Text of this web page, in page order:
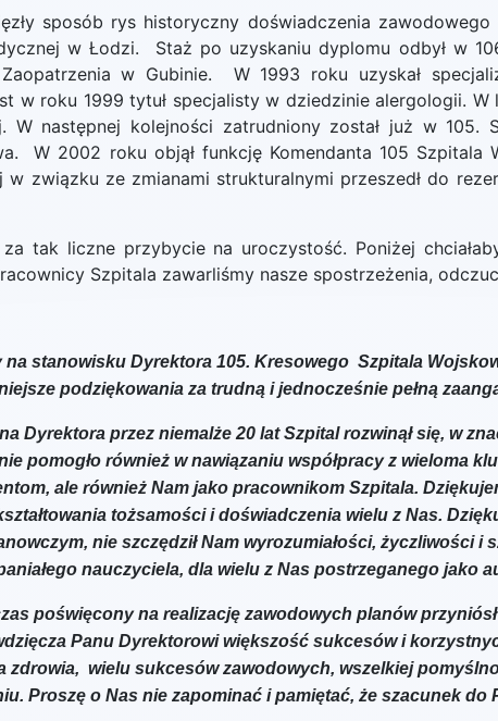
sposób rys historyczny doświadczenia zawodowego
w Łodzi. Staż po uzyskaniu dyplomu odbył w
w Gubinie. W 1993 roku uzyskał
w roku 1999 tytuł specjalisty w dziedzinie alergologii. W
W następnej kolejności zatrudniony został już w
W 2002 roku objął funkcję Komendanta 105 Szpitala
w związku ze zmianami strukturalnymi przeszedł do
tak liczne przybycie na uroczystość. Poniżej
Szpitala zawarliśmy nasze spostrzeżenia,
stanowisku Dyrektora 105. Kresowego Szpitala
podziękowania za trudną i jednocześnie pełną
Dyrektora przez niemalże 20 lat Szpital rozwinął się, w
pomogło również w nawiązaniu współpracy z wieloma
ale również Nam jako pracownikom Szpitala.
tożsamości i doświadczenia wielu z Nas.
nie szczędził Nam wyrozumiałości, życzliwości i
nauczyciela, dla wielu z Nas postrzeganego jako
poświęcony na realizację zawodowych planów
Panu Dyrektorowi większość sukcesów i
zdrowia, wielu sukcesów zawodowych, wszelkiej
Proszę o Nas nie zapominać i pamiętać, że szacunek